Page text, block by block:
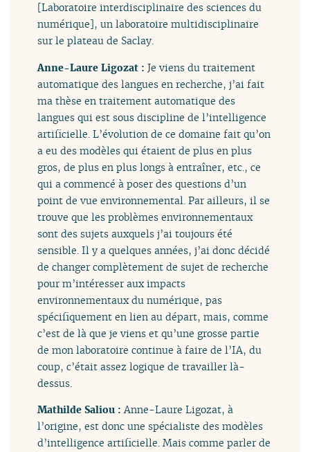
[Laboratoire interdisciplinaire des sciences du
numérique], un laboratoire multidisciplinaire
sur le plateau de Saclay.
Anne-Laure Ligozat :Je viens du traitement
automatique des langues en recherche, j’ai fait
ma thèse en traitement automatique des
langues qui est sous discipline de l’intelligence
artificielle. L’évolution de ce domaine fait qu’on
a eu des modèles qui étaient de plus en plus
gros, de plus en plus longs à entraîner, etc., ce
qui a commencé à poser des questions d’un
point de vue environnemental. Par ailleurs, il se
trouve que les problèmes environnementaux
sont des sujets auxquels j’ai toujours été
sensible. Il y a quelques années, j’ai donc décidé
de changer complètement de sujet de recherche
pour m’intéresser aux impacts
environnementaux du numérique, pas
spécifiquement en lien au départ, mais, comme
c’est de là que je viens et qu’une grosse partie
de mon laboratoire continue à faire de l’IA, du
coup, c’était assez logique de travailler là-
dessus.
Mathilde Saliou :Anne-Laure Ligozat, à
l’origine, est donc une spécialiste des modèles
d’intelligence artificielle. Mais comme parler de